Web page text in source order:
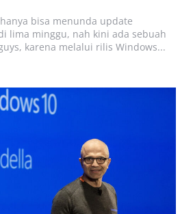
bisa menunda update
lima minggu, nah kini ada sebuah
karena melalui rilis Windows...